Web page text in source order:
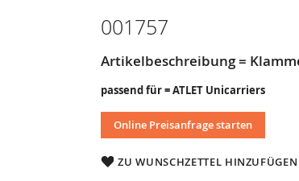
001757
Artikelbeschreibung =
passend für = ATLET Unicarriers
Online Preisanfrage starten
ZU WUNSCHZETTEL HINZUFÜGEN